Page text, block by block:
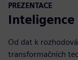
PREZENTACE
Inteligence
Od dat k
transformačních